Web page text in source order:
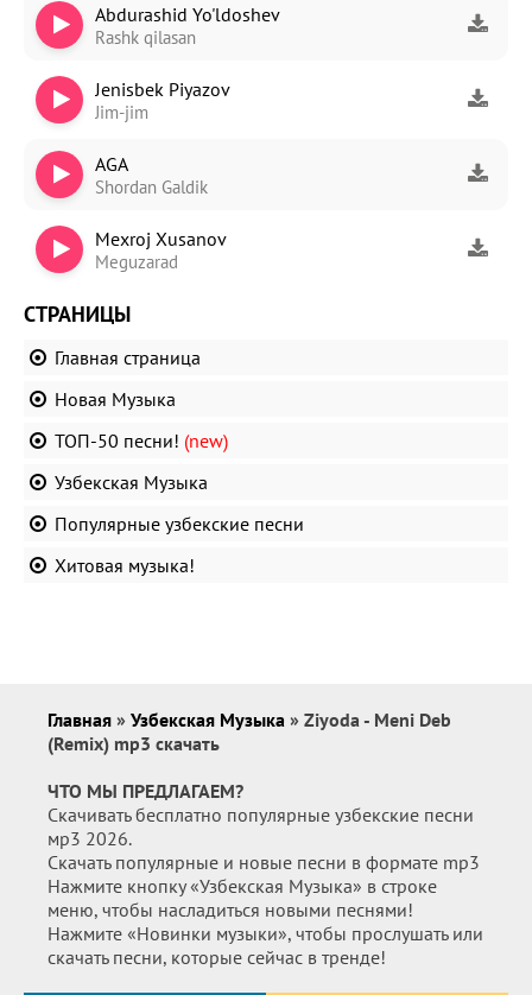
Abdurashid Yo'ldoshev
Rashk qilasan
Jenisbek Piyazov
Jim-jim
AGA
Shordan Galdik
Mexroj Xusanov
Meguzarad
СТРАНИЦЫ
Главная страница
Новая Музыка
ТОП-50 песни! (new)
Узбекская Музыка
Популярные узбекские песни
Хитовая музыка!
Главная » Узбекская Музыка » Ziyoda - Meni Deb
(Remix) mp3 скачать
ЧТО МЫ ПРЕДЛАГАЕМ?
Скачивать бесплатно популярные узбекские песни
мр3 2026.
Скачать популярные и новые песни в формате mp3
Нажмите кнопку «Узбекская Музыка» в строке
меню, чтобы насладиться новыми песнями!
Нажмите «Новинки музыки», чтобы прослушать или
скачать песни, которые сейчас в тренде!